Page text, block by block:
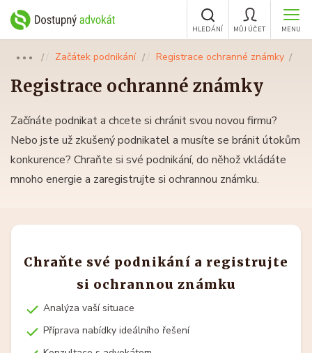
MENU
MŮJ ÚČET
HLEDÁNÍ
●●● Začátek podnikání Registrace ochranné známky
Registrace ochranné známky
Začínáte podnikat a chcete si chránit svou novou firmu?
Nebo jste už zkušený podnikatel a musíte se bránit útokům
konkurence? Chraňte si své podnikání, do něhož vkládáte
mnoho energie a zaregistrujte si ochrannou známku.
Chraňte své podnikání a registrujte
si ochrannou známku
Analýza vaší situace
Příprava nabídky ideálního řešení